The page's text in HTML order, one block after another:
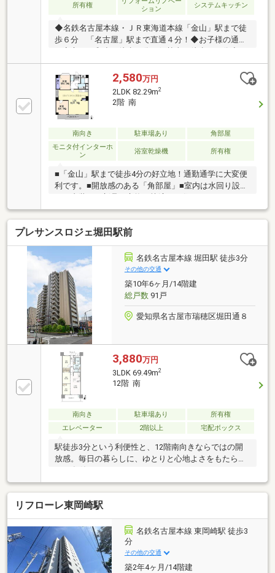
所有権
ション
システムキッチン
◆名鉄名古屋本線・ＪＲ東海道本線「金山」駅まで徒
歩６分 「名古屋」駅まで直通４分！◆お子様の通学
日々のお買い物に便利なイオン金山店まで徒歩５分◆
薬局・コンビニなど生活利便施設が徒歩圏内に充実◆
ＬＤＫは家族でゆったりと寛げる約１９．７帖の広々
空間◆全室収納完備＋ゆとりのプライベートルーム◆
日差しがたっぷりの南向きバルコニー◆内装リフォー
ム（２０２６年６月） キッチン、浴室、洗面室、ト
イレ、フローリング・フロアタイル貼り、 壁・天井
クロス貼り、建具交換、室内クリーニング他内覧ご希
望の方はフリーダイヤル０１２０－０３３－４３９ま
で！
2,580万円
2LDK 82.29m2
2階 南
南向き 駐車場あり
角部屋
モニタ付インターホ
ン
浴室乾燥機 所有権
■「金山」駅まで徒歩4分の好立地！通勤通学に大変便
利です。■開放感のある「角部屋」■室内は水回り設備
す。【周辺環境】買い物施設や郵便局が徒歩5分圏内
に揃う、生活利便性の高いエリアです。ファミリーマ
ート名古屋金山二丁目店…徒歩1分(約80m)スギ薬局金
山北店…徒歩3分(約210m)イオン金山店…徒歩5分(約
400m)名古屋平和郵便局…徒歩3分(約200m)平和小学
校…徒歩6分(約450m)伊勢山中学校…徒歩10分(約
800m)※ペット飼育不可
プレサンスロジェ堀田駅前
名鉄名古屋本線 堀田駅 徒歩3分
その他の交通
築10年6ヶ月/14階建
総戸数91戸
愛知県名古屋市瑞穂区堀田通８
3,880万円
3LDK 69.49m2
12階 南
南向き 駐車場あり
所有権
エレベーター
2階以上 宅配ボックス
駅徒歩3分という利便性と、12階南向きならではの開
放感。毎日の暮らしに、ゆとりと心地よさをもたらす
ペット飼育可能（細則による規制あり）■敷地内駐車
場空きあり■名鉄名古屋本線「堀田」駅徒歩3分■地下
鉄名城線「堀田」駅徒歩7分■南向き12階住戸■総戸数
91戸
リフローレ東岡崎駅
名鉄名古屋本線 東岡崎駅 徒歩3
分
その他の交通
築2年4ヶ月/14階建